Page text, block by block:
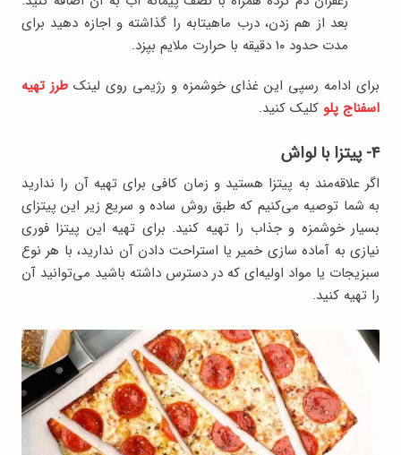
بعد از هم زدن، درب ماهیتابه را گذاشته و اجازه دهید برای
مدت حدود ۱۰ دقیقه با حرارت ملایم بپزد.
برای ادامه رسپی این غذای خوشمزه و رژیمی روی لینک طرز تهیه
اسفناج پلو کلیک کنید.
۴- پیتزا با لواش
اگر علاقه‌مند به پیتزا هستید و زمان کافی برای تهیه آن را ندارید
به شما توصیه می‌کنیم که طبق روش ساده و سریع زیر این پیتزای
بسیار خوشمزه و جذاب را تهیه کنید. برای تهیه این پیتزا فوری
نیازی به آماده سازی خمیر یا استراحت دادن آن ندارید، با هر نوع
سبزیجات یا مواد اولیه‌ای که در دسترس داشته باشید می‌توانید آن
را تهیه کنید.